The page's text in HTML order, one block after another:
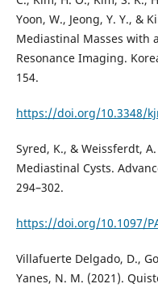
Yoon, W., Jeong, Y. Y., &
Mediastinal Masses with
Resonance Imaging.
154.
https://doi.org/10.3348/
Syred, K., & Weissferdt,
Mediastinal Cysts.
294–302.
https://doi.org/10.1097/
Villafuerte Delgado, D.,
Yanes, N. M. (2021).